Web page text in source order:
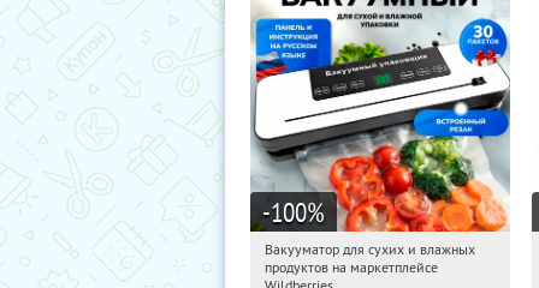
-100%
00:31:24 Получили:174
Россия
Вакууматор для сухих и влажных
продуктов на маркетплейсе